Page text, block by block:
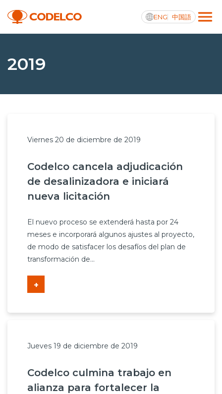
ENG 中国語
Sustentabilidad
Innovación
Prensa
Trabaja en Codelco
Transparencia activa
2019
Viernes 20 de diciembre de 2019
Codelco cancela adjudicación
de desalinizadora e iniciará
nueva licitación
El nuevo proceso se extenderá hasta por 24
meses e incorporará algunos ajustes al proyecto,
de modo de satisfacer los desafíos del plan de
transformación de...
+
Jueves 19 de diciembre de 2019
Codelco culmina trabajo en
alianza para fortalecer la